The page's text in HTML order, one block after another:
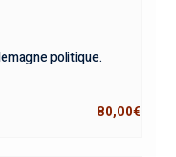
politique.
80,00€